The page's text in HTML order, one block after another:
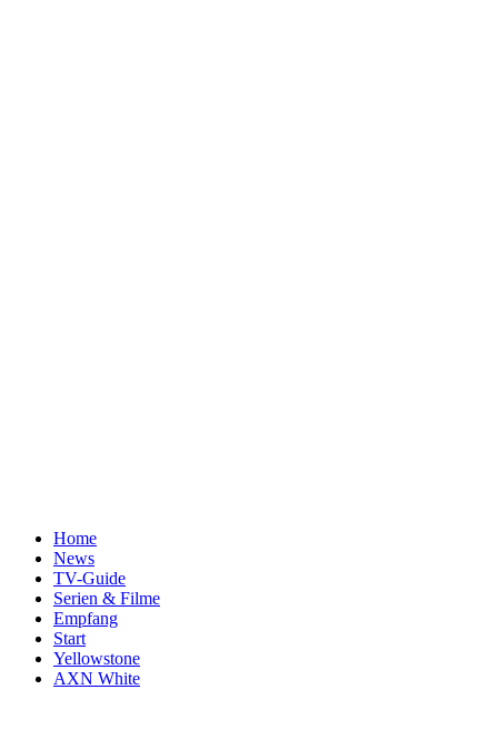
Home
News
TV-Guide
Serien & Filme
Empfang
Start
Yellowstone
AXN White